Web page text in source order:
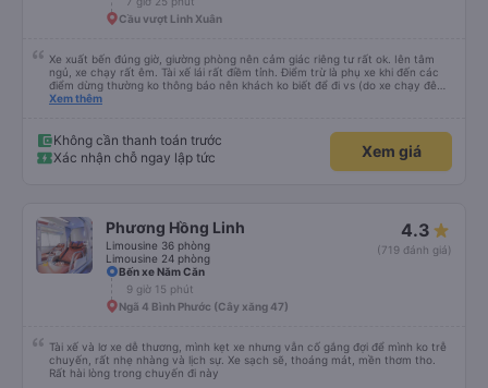
Cầu vượt Linh Xuân
Xe xuất bến đúng giờ, giường phòng nên cảm giác riêng tư rất ok. Iên tâm
ngủ, xe chạy rất êm. Tài xế lái rất điềm tỉnh. Điểm trừ là phụ xe khi đến các
điểm dừng thường ko thông báo nên khách ko biết để đi vs (do xe chạy đêm
nên khách ngủ say)
Xem thêm
Không cần thanh toán trước
Xác nhận chỗ ngay lập tức
Xem giá
Phương Hồng Linh
Limousine 36 phòng
Limousine 24 phòng
4.3
(719 đánh giá)
Bến xe Năm Căn
9 giờ 15 phút
Ngã 4 Bình Phước (Cây xăng 47)
Tài xế và lơ xe dễ thương, mình kẹt xe nhưng vẫn cố gắng đợi để mình ko trễ
chuyến, rất nhẹ nhàng và lịch sự. Xe sạch sẽ, thoáng mát, mền thơm tho.
Rất hài lòng trong chuyến đi này